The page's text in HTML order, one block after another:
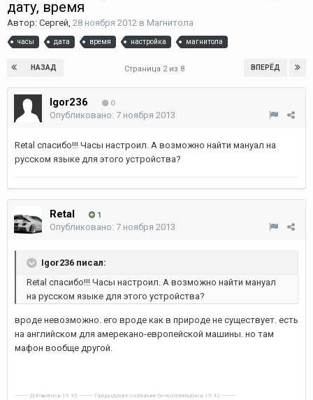
дату, время
Автор: Сергей, 28 ноября 2012 в Магнитола
часы дата время настройка магнитола
НАЗАД ВПЕРЁД
Страница 2 из 8
Igor236 0
Опубликовано: 7 ноября 2013
Retal спасибо!!! Часы настроил. А возможно найти мануал на
русском языке для этого устройства?
Retal 1
Опубликовано: 7 ноября 2013
Igor236 писал:
Retal спасибо!!! Часы настроил. А возможно найти мануал
на русском языке для этого устройства?
вроде невозможно. его вроде как в природе не существует. есть
на английском для амерекано-европейской машины. но там
мафон вообще другой.
---------- Добавлено в 19:45 ---------- Предыдущее сообщение было размещено в 19:42 ----------